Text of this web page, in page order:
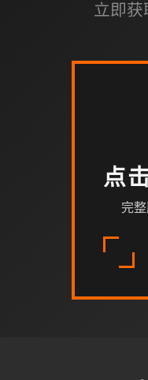
立即
点
完